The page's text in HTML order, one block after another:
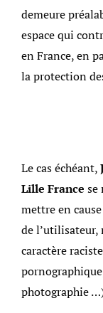
demeure
espace qui
en France, en
la protection
Le cas échéant,
Lille France se
mettre en
de l’utilisateur,
caractère
photographie